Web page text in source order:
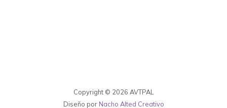
Copyright © 2026 AVTPAL
Diseño por Nacho Alted Creativo